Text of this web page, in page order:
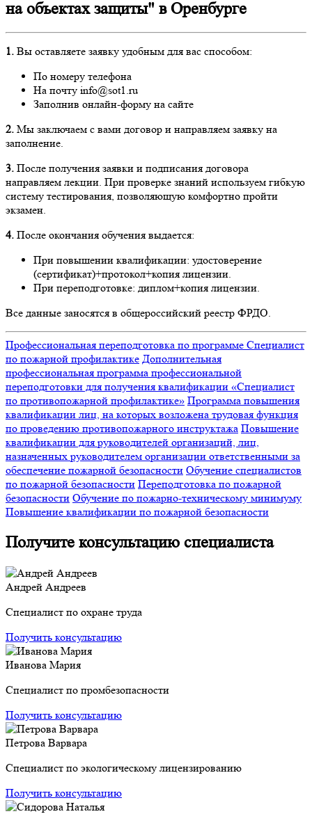
на объектах защиты" в Оренбурге
1. Вы оставляете заявку удобным для вас способом:
По номеру телефона
На почту info@sot1.ru
Заполнив онлайн-форму на сайте
2. Мы заключаем с вами договор и направляем заявку на
заполнение.
3. После получения заявки и подписания договора
направляем лекции. При проверке знаний используем гибкую
систему тестирования, позволяющую комфортно пройти
экзамен.
4. После окончания обучения выдается:
При повышении квалификации: удостоверение
(сертификат)+протокол+копия лицензии.
При переподготовке: диплом+копия лицензии.
Все данные заносятся в общероссийский реестр ФРДО.
Профессиональная переподготовка по программе Специалист
по пожарной профилактике Дополнительная
профессиональная программа профессиональной
переподготовки для получения квалификации «Специалист
по противопожарной профилактике» Программа повышения
квалификации лиц, на которых возложена трудовая функция
по проведению противопожарного инструктажа Повышение
квалификации для руководителей организаций, лиц,
назначенных руководителем организации ответственными за
обеспечение пожарной безопасности Обучение специалистов
по пожарной безопасности Переподготовка по пожарной
безопасности Обучение по пожарно-техническому минимуму
Повышение квалификации по пожарной безопасности
Получите консультацию специалиста
Андрей Андреев
Специалист по охране труда
Получить консультацию
Иванова Мария
Специалист по промбезопасности
Получить консультацию
Петрова Варвара
Специалист по экологическому лицензированию
Получить консультацию